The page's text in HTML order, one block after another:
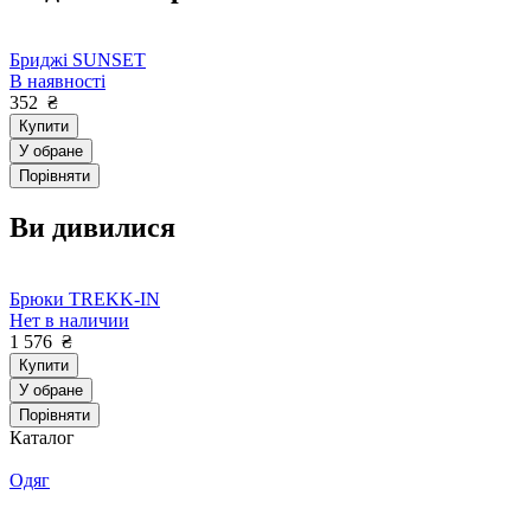
Бриджі SUNSET
В наявності
352 ₴
Купити
У обране
Порівняти
Ви дивилися
Брюки TREKK-IN
Нет в наличии
1 576 ₴
Купити
У обране
Порівняти
Каталог
Одяг